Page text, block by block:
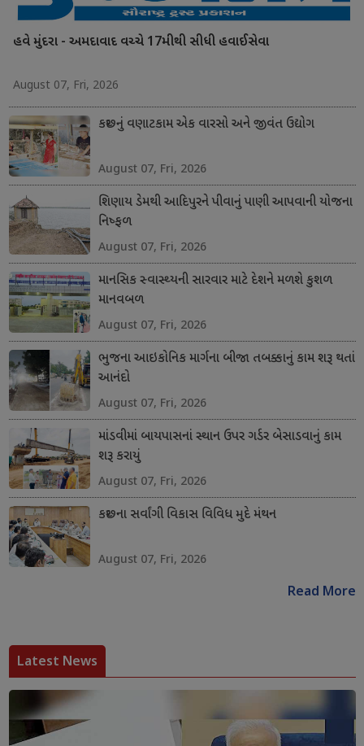
હવે મુંદરા - અમદાવાદ વચ્ચે 17મીથી સીધી હવાઈસેવા
August 07, Fri, 2026
કચ્છનું વણાટકામ એક વારસો અને જીવંત ઉદ્યોગ
August 07, Fri, 2026
શિણાય ડેમથી આદિપુરને પીવાનું પાણી આપવાની યોજના
નિષ્ફળ
August 07, Fri, 2026
માનસિક સ્વાસ્થ્યની સારવાર માટે દેશને મળશે કુશળ
માનવબળ
August 07, Fri, 2026
ભુજના આઇકોનિક માર્ગના બીજા તબક્કાનું કામ શરૂ થતાં
આનંદો
August 07, Fri, 2026
માંડવીમાં બાયપાસનાં સ્થાન ઉપર ગર્ડર બેસાડવાનું કામ
શરૂ કરાયું
August 07, Fri, 2026
કચ્છના સર્વાંગી વિકાસ વિવિધ મુદે મંથન
August 07, Fri, 2026
Read More
Latest News